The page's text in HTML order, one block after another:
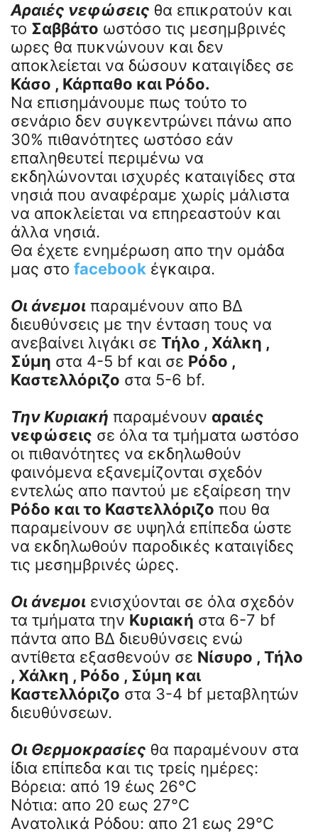
Αραιές νεφώσεις θα επικρατούν και
το Σαββάτο ωστόσο τις μεσημβρινές
ωρες θα πυκνώνουν και δεν
αποκλείεται να δώσουν καταιγίδες σε
Κάσο , Κάρπαθο και Ρόδο.
Να επισημάνουμε πως τούτο το
σενάριο δεν συγκεντρώνει πάνω απο
30% πιθανότητες ωστόσο εάν
επαληθευτεί περιμένω να
εκδηλώνονται ισχυρές καταιγίδες στα
νησιά που αναφέραμε χωρίς μάλιστα
να αποκλείεται να επηρεαστούν και
άλλα νησιά.
Θα έχετε ενημέρωση απο την ομάδα
μας στο facebook έγκαιρα.
Οι άνεμοι παραμένουν απο ΒΔ
διευθύνσεις με την ένταση τους να
ανεβαίνει λιγάκι σε Τήλο , Χάλκη ,
Σύμη στα 4-5 bf και σε Ρόδο ,
Καστελλόριζο στα 5-6 bf.
Την Κυριακή παραμένουν αραιές
νεφώσεις σε όλα τα τμήματα ωστόσο
οι πιθανότητες να εκδηλωθούν
φαινόμενα εξανεμίζονται σχεδόν
εντελώς απο παντού με εξαίρεση την
Ρόδο και το Καστελλόριζο που θα
παραμείνουν σε υψηλά επίπεδα ώστε
να εκδηλωθούν παροδικές καταιγίδες
τις μεσημβρινές ώρες.
Οι άνεμοι ενισχύονται σε όλα σχεδόν
τα τμήματα την Κυριακή στα 6-7 bf
πάντα απο ΒΔ διευθύνσεις ενώ
αντίθετα εξασθενούν σε Νίσυρο , Τήλο
, Χάλκη , Ρόδο , Σύμη και
Καστελλόριζο στα 3-4 bf μεταβλητών
διευθύνσεων.
Οι Θερμοκρασίες θα παραμένουν στα
ίδια επίπεδα και τις τρείς ημέρες:
Βόρεια: από 19 έως 26°C
Νότια: απο 20 εως 27°C
Ανατολικά Ρόδου: απο 21 εως 29°C